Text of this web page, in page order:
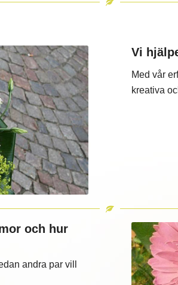
Vi
Med vår
kreativa
och hur
andra par vill